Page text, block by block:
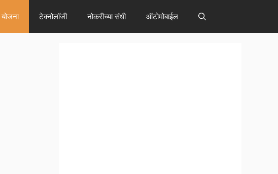
योजना टेक्नोलॉजी नोकरीच्या संधी ऑटोमोबाईल